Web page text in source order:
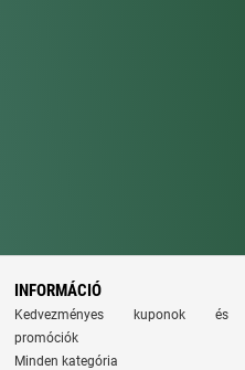
INFORMÁCIÓ
Kedvezményes kuponok és
promóciók
Minden kategória